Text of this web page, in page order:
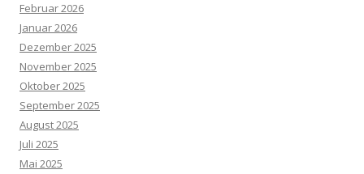
Februar 2026
Januar 2026
Dezember 2025
November 2025
Oktober 2025
September 2025
August 2025
Juli 2025
Mai 2025